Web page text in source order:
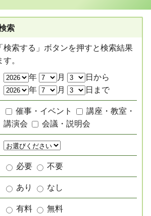
索
検索する」ボタンを押すと検索結果
。
年 月
日から
年
月 日まで
催事・イベント
講座・教室・
講演会
会議・説明会
必要 不要
あり なし
有料 無料